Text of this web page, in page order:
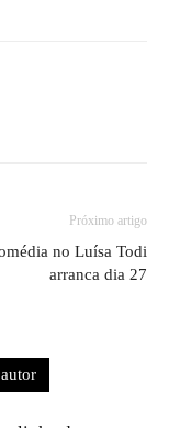
Próximo artigo
no Luísa Todi
arranca dia 27